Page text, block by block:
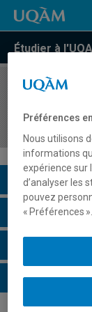
Étudier à
COURS//
seconde
Description
Horaire - Été
Horaire -
Horaire -
Préférences
Nous utilisons
informations
expérience sur
d’analyser les
pouvez
« Préférences ».